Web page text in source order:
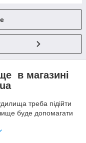
в магазині
треба підійти
буде допомагати